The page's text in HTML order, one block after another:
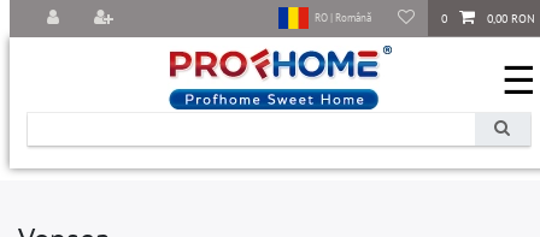
0 0,00 RON
RO | Română
☰